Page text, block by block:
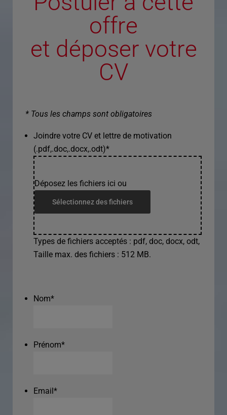
offre
et déposer votre
CV
* Tous les champs sont obligatoires
Joindre votre CV et lettre de motivation
(.pdf,.doc,.docx,.odt)*
Déposez les fichiers ici ou
Sélectionnez des fichiers
Types de fichiers acceptés : pdf, doc, docx, odt,
Taille max. des fichiers : 512 MB.
Nom*
Prénom*
Email*